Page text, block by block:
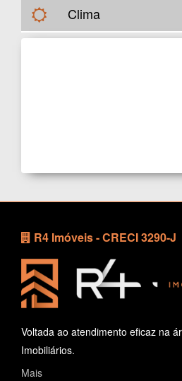
Clima
R4 Imóveis - CRECI 3290-J
Voltada ao atendimento eficaz na
Imobiliários.
Mais